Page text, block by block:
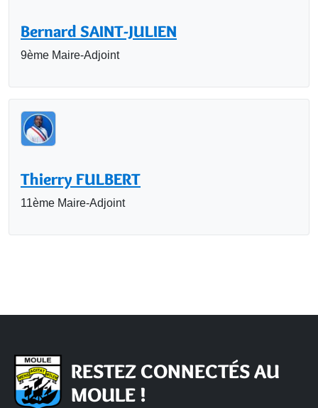
Bernard SAINT-JULIEN
9ème Maire-Adjoint
Thierry FULBERT
11ème Maire-Adjoint
RESTEZ CONNECTÉS AU
MOULE !